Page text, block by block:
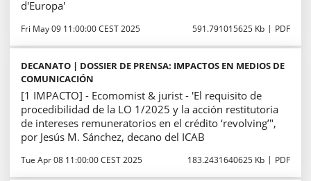
d'Europa'
Fri May 09 11:00:00 CEST 2025 591.791015625 Kb PDF
DECANATO | DOSSIER DE PRENSA: IMPACTOS EN MEDIOS DE
COMUNICACIÓN
[1 IMPACTO] - Ecomomist & jurist - 'El requisito de
procedibilidad de la LO 1/2025 y la acción restitutoria
de intereses remuneratorios en el crédito ‘revolving’",
por Jesús M. Sánchez, decano del ICAB
Tue Apr 08 11:00:00 CEST 2025 183.2431640625 Kb PDF